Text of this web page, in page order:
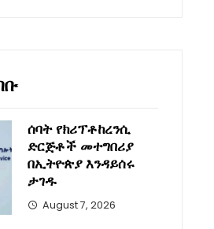
ሰባት የክሪፕቶከረንሲ
ድርጅቶች መተግበሪያ
በኢትዮጵያ እንዳይሰሩ
ታገዱ
August 7, 2026